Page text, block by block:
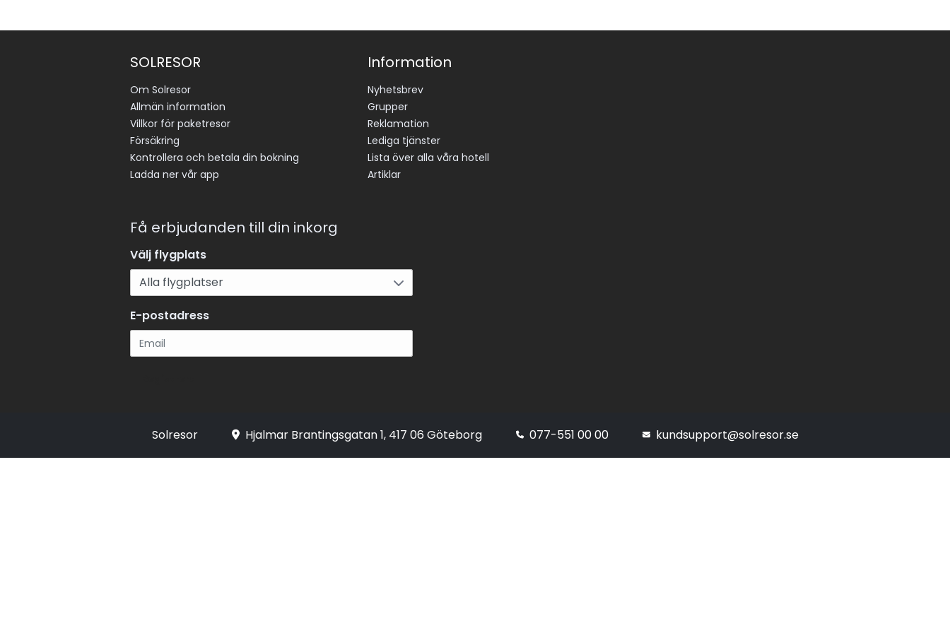
med incheckning och inkluderas inte i resans pris.
Skatten beräknas utifrån vistelsens längd och officiell
hotellkategori. Tänk på att officiell klassificering kan
skilja sig från Solresors egen.
SOLRESOR
Om Solresor
Allmän information
Villkor för paketresor
Försäkring
Kontrollera och betala din bokning
Ladda ner vår app
Information
Nyhetsbrev
Grupper
Reklamation
Lediga tjänster
Lista över alla våra hotell
Artiklar
Få erbjudanden till din inkorg
Välj flygplats
E-postadress
Solresor Hjalmar Brantingsgatan 1, 417 06 Göteborg 077-551 00 00 kundsupport@solresor.se